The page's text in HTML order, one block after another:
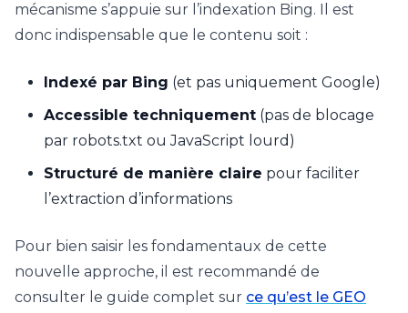
mécanisme s’appuie sur l’indexation Bing. Il est
donc indispensable que le contenu soit :
Indexé par Bing (et pas uniquement Google)
Accessible techniquement (pas de blocage
par robots.txt ou JavaScript lourd)
Structuré de manière claire pour faciliter
l’extraction d’informations
Pour bien saisir les fondamentaux de cette
nouvelle approche, il est recommandé de
consulter le guide complet sur ce qu’est le GEO